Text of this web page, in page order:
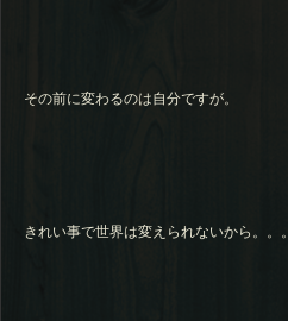
その前に変わるのは自分ですが。
きれい事で世界は変えられないから。。。